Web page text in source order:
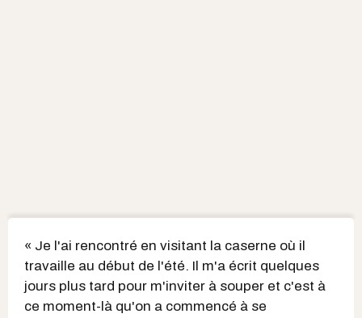
« Je l'ai rencontré en visitant la caserne où il
travaille au début de l'été. Il m'a écrit quelques
jours plus tard pour m'inviter à souper et c'est à
ce moment-là qu'on a commencé à se